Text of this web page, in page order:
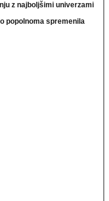
z najboljšimi univerzami
popolnoma spremenila